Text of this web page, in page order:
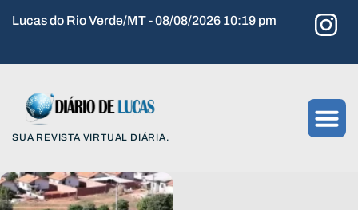
Lucas do Rio Verde/MT - 08/08/2026 10:19 pm
SUA REVISTA VIRTUAL DIÁRIA.